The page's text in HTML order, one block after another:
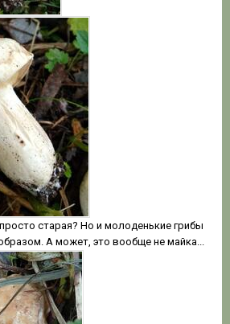
старая? Но и молоденькие грибы
А может, это вообще не майка...